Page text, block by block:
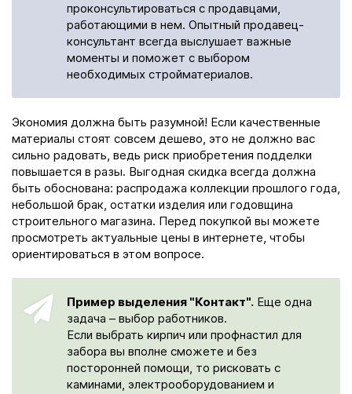
проконсультироваться с продавцами,
работающими в нем. Опытный продавец-
консультант всегда выслушает важные
моменты и поможет с выбором
необходимых стройматериалов.
Экономия должна быть разумной! Если качественные
материалы стоят совсем дешево, это не должно вас
сильно радовать, ведь риск приобретения подделки
повышается в разы. Выгодная скидка всегда должна
быть обоснована: распродажа коллекции прошлого года,
небольшой брак, остатки изделия или годовщина
строительного магазина. Перед покупкой вы можете
просмотреть актуальные цены в интернете, чтобы
ориентироваться в этом вопросе.
Пример выделения "Контакт". Еще одна
задача – выбор работников.
Если выбрать кирпич или профнастил для
забора вы вполне сможете и без
посторонней помощи, то рисковать с
каминами, электрооборудованием и